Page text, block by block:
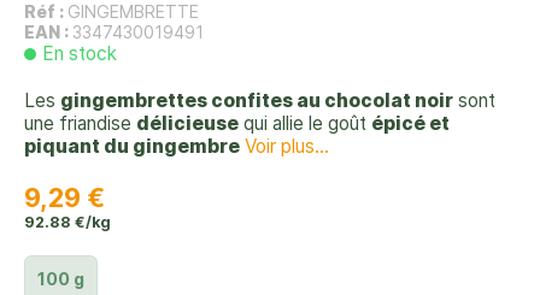
Réf : GINGEMBRETTE
EAN : 3347430019491
En stock
Les gingembrettes confites au chocolat noir sont
une friandise délicieuse qui allie le goût épicé et
piquant du gingembre Voir plus...
9,29 €
92.88 €/kg
100 g